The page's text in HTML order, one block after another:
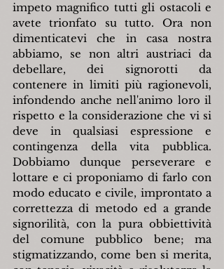
impeto magnifico tutti gli ostacoli e
avete trionfato su tutto. Ora non
dimenticatevi che in casa nostra
abbiamo, se non altri austriaci da
debellare, dei signorotti da
contenere in limiti più ragionevoli,
infondendo anche nell'animo loro il
rispetto e la considerazione che vi si
deve in qualsiasi espressione e
contingenza della vita pubblica.
Dobbiamo dunque perseverare e
lottare e ci proponiamo di farlo con
modo educato e civile, improntato a
correttezza di metodo ed a grande
signorilità, con la pura obbiettività
del comune pubblico bene; ma
stigmatizzando, come ben si merita,